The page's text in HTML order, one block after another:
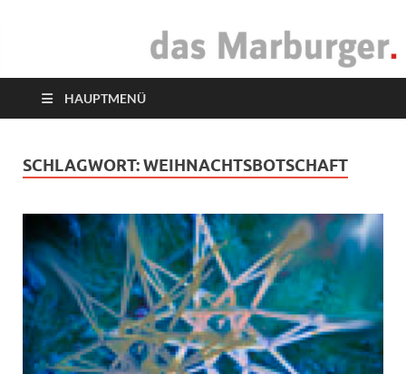
das Marburger.
HAUPTMENÜ
SCHLAGWORT:WEIHNACHTSBOTSCHAFT